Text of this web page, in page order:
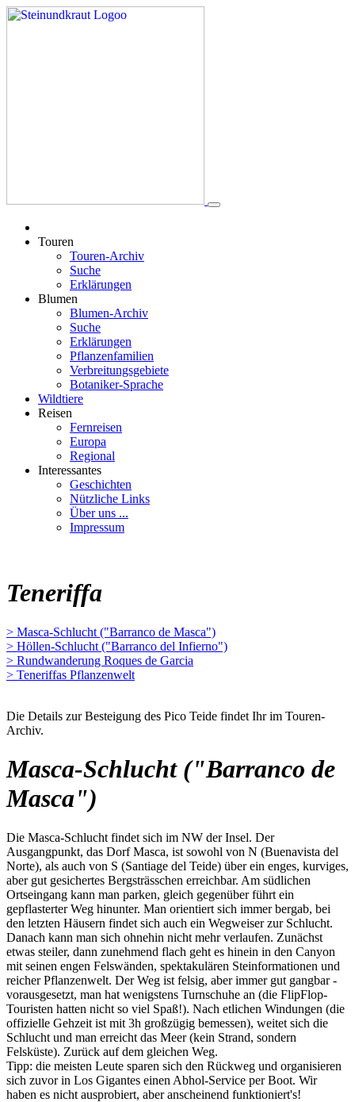
Touren
Touren-Archiv
Suche
Erklärungen
Blumen
Blumen-Archiv
Suche
Erklärungen
Pflanzenfamilien
Verbreitungsgebiete
Botaniker-Sprache
Wildtiere
Reisen
Fernreisen
Europa
Regional
Interessantes
Geschichten
Nützliche Links
Über uns ...
Impressum
Teneriffa
> Masca-Schlucht ("Barranco de Masca")
> Höllen-Schlucht ("Barranco del Infierno")
> Rundwanderung Roques de Garcia
> Teneriffas Pflanzenwelt
Die Details zur Besteigung des Pico Teide findet Ihr im Touren-
Archiv.
Masca-Schlucht ("Barranco de
Masca")
Die Masca-Schlucht findet sich im NW der Insel. Der
Ausgangpunkt, das Dorf Masca, ist sowohl von N (Buenavista del
Norte), als auch von S (Santiage del Teide) über ein enges, kurviges,
aber gut gesichertes Bergsträsschen erreichbar. Am südlichen
Ortseingang kann man parken, gleich gegenüber führt ein
gepflasterter Weg hinunter. Man orientiert sich immer bergab, bei
den letzten Häusern findet sich auch ein Wegweiser zur Schlucht.
Danach kann man sich ohnehin nicht mehr verlaufen. Zunächst
etwas steiler, dann zunehmend flach geht es hinein in den Canyon
mit seinen engen Felswänden, spektakulären Steinformationen und
reicher Pflanzenwelt. Der Weg ist felsig, aber immer gut gangbar -
vorausgesetzt, man hat wenigstens Turnschuhe an (die FlipFlop-
Touristen hatten nicht so viel Spaß!). Nach etlichen Windungen (die
offizielle Gehzeit ist mit 3h großzügig bemessen), weitet sich die
Schlucht und man erreicht das Meer (kein Strand, sondern
Felsküste). Zurück auf dem gleichen Weg.
Tipp: die meisten Leute sparen sich den Rückweg und organisieren
sich zuvor in Los Gigantes einen Abhol-Service per Boot. Wir
haben es nicht ausprobiert, aber anscheinend funktioniert's!